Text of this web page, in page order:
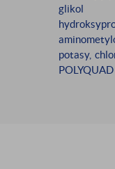
glikol
potasy,